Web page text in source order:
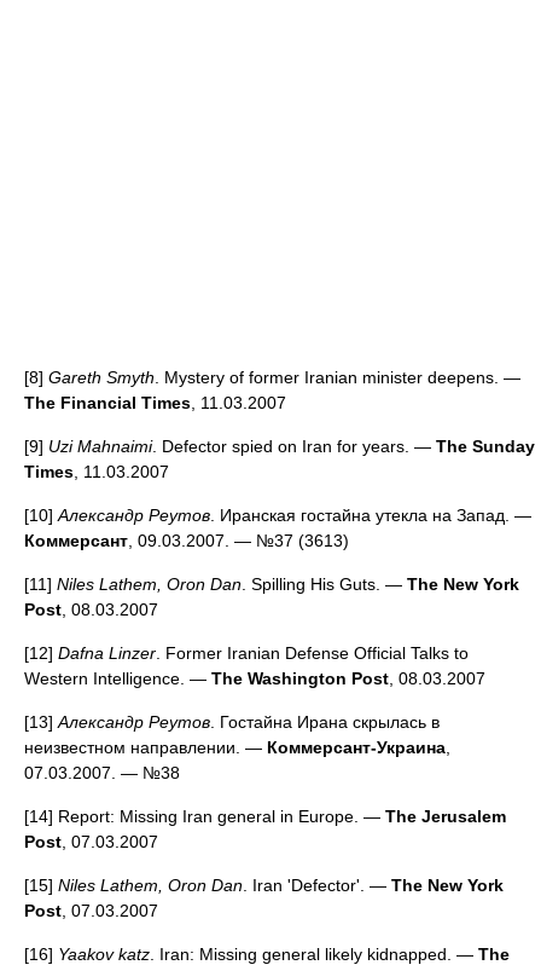
[8] Gareth Smyth . Mystery of former Iranian minister deepens. —
The Financial Times , 11.03.2007
[9] Uzi Mahnaimi. Defector spied on Iran for years. — The Sunday
Times , 11.03.2007
[10] Александр Реутов . Иранская гостайна утекла на Запад. —
Коммерсант , 09.03.2007. — №37 (3613)
[11] Niles Lathem, Oron Dan . Spilling His Guts. — The New York
Post , 08.03.2007
[12] Dafna Linzer . Former Iranian Defense Official Talks to
Western Intelligence. — The Washington Post , 08.03.2007
[13] Александр Реутов . Гостайна Ирана скрылась в
неизвестном направлении. — Коммерсант-Украина
07.03.2007. — №38
[14] Report: Missing Iran general in Europe. — The Jerusalem
Post , 07.03.2007
[15] Niles Lathem, Oron Dan . Iran 'Defector'. — The New York
Post , 07.03.2007
[16] Yaakov katz . Iran: Missing general likely kidnapped. — The